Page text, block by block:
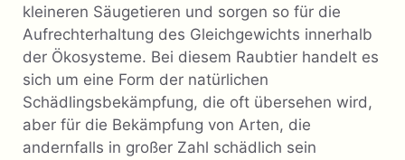
kleineren Säugetieren und sorgen so für die
Aufrechterhaltung des Gleichgewichts innerhalb
der Ökosysteme. Bei diesem Raubtier handelt es
sich um eine Form der natürlichen
Schädlingsbekämpfung, die oft übersehen wird,
aber für die Bekämpfung von Arten, die
andernfalls in großer Zahl schädlich sein